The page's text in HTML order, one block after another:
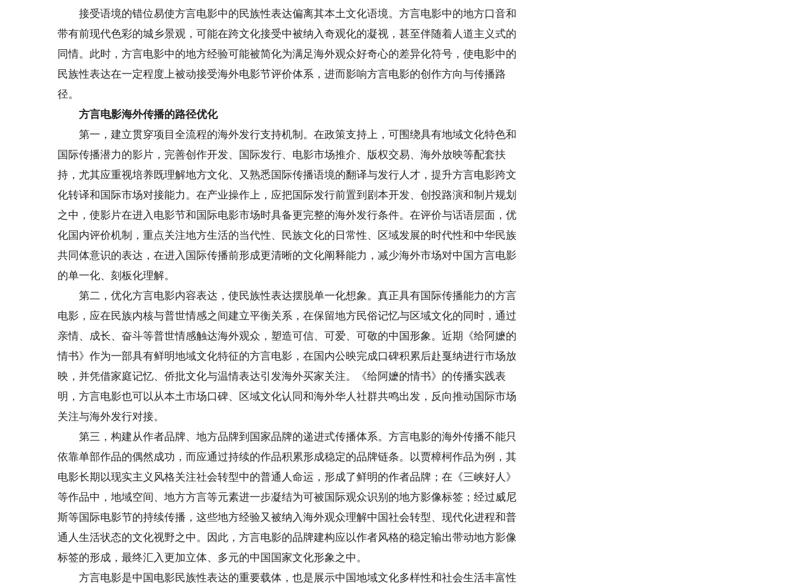
接受语境的错位易使方言电影中的民族性表达偏离其本土文化语境。方言电影中的地方口音和
带有前现代色彩的城乡景观，可能在跨文化接受中被纳入奇观化的凝视，甚至伴随着人道主义式的
同情。此时，方言电影中的地方经验可能被简化为满足海外观众好奇心的差异化符号，使电影中的
民族性表达在一定程度上被动接受海外电影节评价体系，进而影响方言电影的创作方向与传播路
径。
方言电影海外传播的路径优化
第一，建立贯穿项目全流程的海外发行支持机制。在政策支持上，可围绕具有地域文化特色和
国际传播潜力的影片，完善创作开发、国际发行、电影市场推介、版权交易、海外放映等配套扶
持，尤其应重视培养既理解地方文化、又熟悉国际传播语境的翻译与发行人才，提升方言电影跨文
化转译和国际市场对接能力。在产业操作上，应把国际发行前置到剧本开发、创投路演和制片规划
之中，使影片在进入电影节和国际电影市场时具备更完整的海外发行条件。在评价与话语层面，优
化国内评价机制，重点关注地方生活的当代性、民族文化的日常性、区域发展的时代性和中华民族
共同体意识的表达，在进入国际传播前形成更清晰的文化阐释能力，减少海外市场对中国方言电影
的单一化、刻板化理解。
第二，优化方言电影内容表达，使民族性表达摆脱单一化想象。真正具有国际传播能力的方言
电影，应在民族内核与普世情感之间建立平衡关系，在保留地方民俗记忆与区域文化的同时，通过
亲情、成长、奋斗等普世情感触达海外观众，塑造可信、可爱、可敬的中国形象。近期《给阿嬷的
情书》作为一部具有鲜明地域文化特征的方言电影，在国内公映完成口碑积累后赴戛纳进行市场放
映，并凭借家庭记忆、侨批文化与温情表达引发海外买家关注。《给阿嬷的情书》的传播实践表
明，方言电影也可以从本土市场口碑、区域文化认同和海外华人社群共鸣出发，反向推动国际市场
关注与海外发行对接。
第三，构建从作者品牌、地方品牌到国家品牌的递进式传播体系。方言电影的海外传播不能只
依靠单部作品的偶然成功，而应通过持续的作品积累形成稳定的品牌链条。以贾樟柯作品为例，其
电影长期以现实主义风格关注社会转型中的普通人命运，形成了鲜明的作者品牌；在《三峡好人》
等作品中，地域空间、地方方言等元素进一步凝结为可被国际观众识别的地方影像标签；经过威尼
斯等国际电影节的持续传播，这些地方经验又被纳入海外观众理解中国社会转型、现代化进程和普
通人生活状态的文化视野之中。因此，方言电影的品牌建构应以作者风格的稳定输出带动地方影像
标签的形成，最终汇入更加立体、多元的中国国家文化形象之中。
方言电影是中国电影民族性表达的重要载体，也是展示中国地域文化多样性和社会生活丰富性